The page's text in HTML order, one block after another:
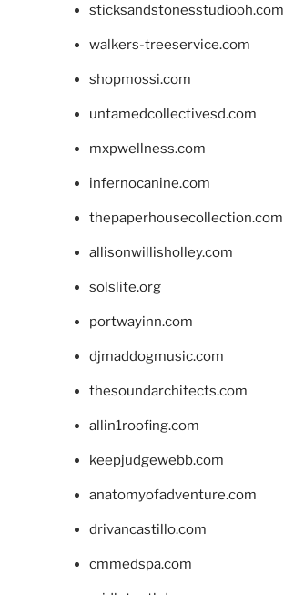
sticksandstonesstudiooh.com
walkers-treeservice.com
shopmossi.com
untamedcollectivesd.com
mxpwellness.com
infernocanine.com
thepaperhousecollection.com
allisonwillisholley.com
solslite.org
portwayinn.com
djmaddogmusic.com
thesoundarchitects.com
allin1roofing.com
keepjudgewebb.com
anatomyofadventure.com
drivancastillo.com
cmmedspa.com